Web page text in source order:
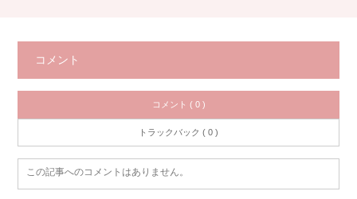
コメント
コメント ( 0 )
トラックバック ( 0 )
この記事へのコメントはありません。